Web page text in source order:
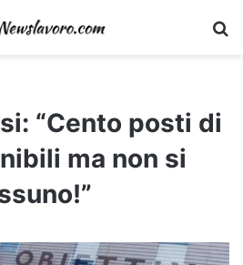
“Cento posti di
ma non si